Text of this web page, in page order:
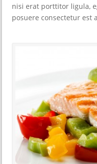
nisi erat porttitor ligula,
posuere consectetur est